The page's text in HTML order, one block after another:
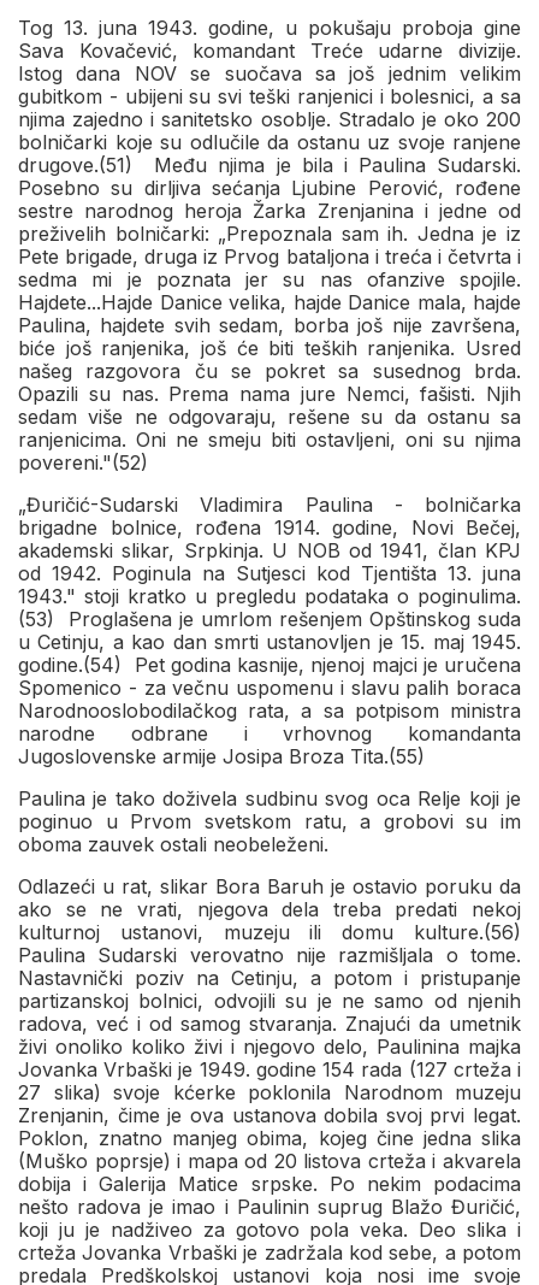
Tog 13. juna 1943. godine, u pokušaju proboja gine
Sava Kovačević, komandant Treće udarne divizije.
Istog dana NOV se suočava sa još jednim velikim
gubitkom - ubijeni su svi teški ranjenici i bolesnici, a sa
njima zajedno i sanitetsko osoblјe. Stradalo je oko 200
bolničarki koje su odlučile da ostanu uz svoje ranjene
drugove.(51) Među njima je bila i Paulina Sudarski.
Posebno su dirlјiva sećanja Ljubine Perović, rođene
sestre narodnog heroja Žarka Zrenjanina i jedne od
preživelih bolničarki: „Prepoznala sam ih. Jedna je iz
Pete brigade, druga iz Prvog batalјona i treća i četvrta i
sedma mi je poznata jer su nas ofanzive spojile.
Hajdete...Hajde Danice velika, hajde Danice mala, hajde
Paulina, hajdete svih sedam, borba još nije završena,
biće još ranjenika, još će biti teških ranjenika. Usred
našeg razgovora ču se pokret sa susednog brda.
Opazili su nas. Prema nama jure Nemci, fašisti. Nјih
sedam više ne odgovaraju, rešene su da ostanu sa
ranjenicima. Oni ne smeju biti ostavlјeni, oni su njima
povereni."(52)
„Đuričić-Sudarski Vladimira Paulina - bolničarka
brigadne bolnice, rođena 1914. godine, Novi Bečej,
akademski slikar, Srpkinja. U NOB od 1941, član KPJ
od 1942. Poginula na Sutjesci kod Tjentišta 13. juna
1943." stoji kratko u pregledu podataka o poginulima.
(53) Proglašena je umrlom rešenjem Opštinskog suda
u Cetinju, a kao dan smrti ustanovlјen je 15. maj 1945.
godine.(54) Pet godina kasnije, njenoj majci je uručena
Spomenico - za večnu uspomenu i slavu palih boraca
Narodnooslobodilačkog rata, a sa potpisom ministra
narodne odbrane i vrhovnog komandanta
Jugoslovenske armije Josipa Broza Tita.(55)
Paulina je tako doživela sudbinu svog oca Relјe koji je
poginuo u Prvom svetskom ratu, a grobovi su im
oboma zauvek ostali neobeleženi.
Odlazeći u rat, slikar Bora Baruh je ostavio poruku da
ako se ne vrati, njegova dela treba predati nekoj
kulturnoj ustanovi, muzeju ili domu kulture.(56)
Paulina Sudarski verovatno nije razmišlјala o tome.
Nastavnički poziv na Cetinju, a potom i pristupanje
partizanskoj bolnici, odvojili su je ne samo od njenih
radova, već i od samog stvaranja. Znajući da umetnik
živi onoliko koliko živi i njegovo delo, Paulinina majka
Jovanka Vrbaški je 1949. godine 154 rada (127 crteža i
27 slika) svoje kćerke poklonila Narodnom muzeju
Zrenjanin, čime je ova ustanova dobila svoj prvi legat.
Poklon, znatno manjeg obima, kojeg čine jedna slika
(Muško poprsje) i mapa od 20 listova crteža i akvarela
dobija i Galerija Matice srpske. Po nekim podacima
nešto radova je imao i Paulinin suprug Blažo Đuričić,
koji ju je nadživeo za gotovo pola veka. Deo slika i
crteža Jovanka Vrbaški je zadržala kod sebe, a potom
predala Predškolskoj ustanovi koja nosi ime svoje